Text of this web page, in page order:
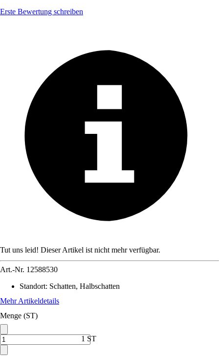
Erste Bewertung schreiben
Tut uns leid! Dieser Artikel ist nicht mehr verfügbar.
Art.-Nr. 12588530
Standort: Schatten, Halbschatten
Mehr Artikeldetails
Menge (ST)
1 ST